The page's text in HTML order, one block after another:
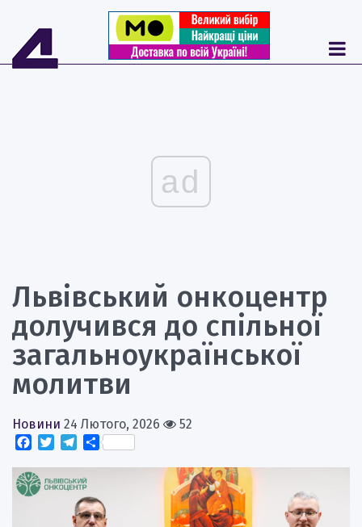
ad
Львівський онкоцентр
долучився до спільної
загальноукраїнської
молитви
Новини 24 Лютого, 2026
52
Facebook
TwitterTelegram
Поділитися